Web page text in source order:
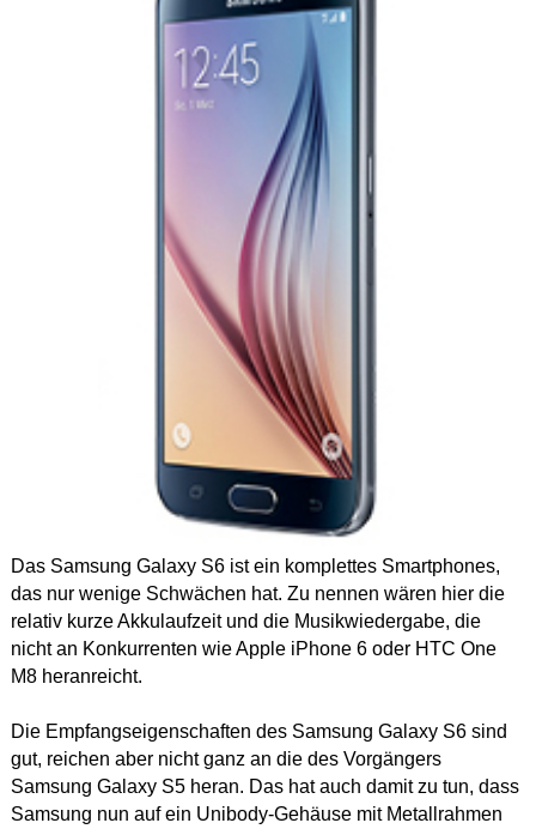
Das Samsung Galaxy S6 ist ein komplettes Smartphones,
das nur wenige Schwächen hat. Zu nennen wären hier die
relativ kurze Akkulaufzeit und die Musikwiedergabe, die
nicht an Konkurrenten wie Apple iPhone 6 oder HTC One
M8 heranreicht.
Die Empfangseigenschaften des Samsung Galaxy S6 sind
gut, reichen aber nicht ganz an die des Vorgängers
Samsung Galaxy S5 heran. Das hat auch damit zu tun, dass
Samsung nun auf ein Unibody-Gehäuse mit Metallrahmen